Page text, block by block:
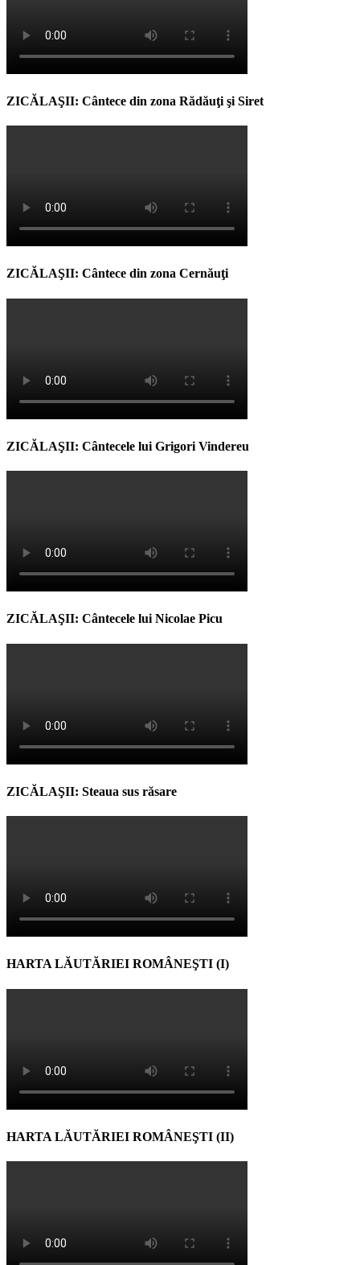
ZICĂLAŞII: Cântece din zona Rădăuţi şi Siret
ZICĂLAŞII: Cântece din zona Cernăuţi
ZICĂLAŞII: Cântecele lui Grigori Vindereu
ZICĂLAŞII: Cântecele lui Nicolae Picu
ZICĂLAŞII: Steaua sus răsare
HARTA LĂUTĂRIEI ROMÂNEŞTI (I)
HARTA LĂUTĂRIEI ROMÂNEŞTI (II)